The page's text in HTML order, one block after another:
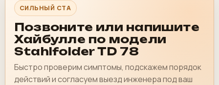
СИЛЬНЫЙ CTA
Позвоните или напишите
Хайбулле по модели
Stahlfolder TD 78
Быстро проверим симптомы, подскажем порядок
действий и согласуем выезд инженера под ваш